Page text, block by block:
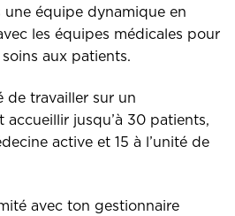
équipe dynamique en
les équipes médicales pour
aux patients.
de travailler sur un
jusqu’à 30 patients,
active et 15 à l’unité de
avec ton gestionnaire